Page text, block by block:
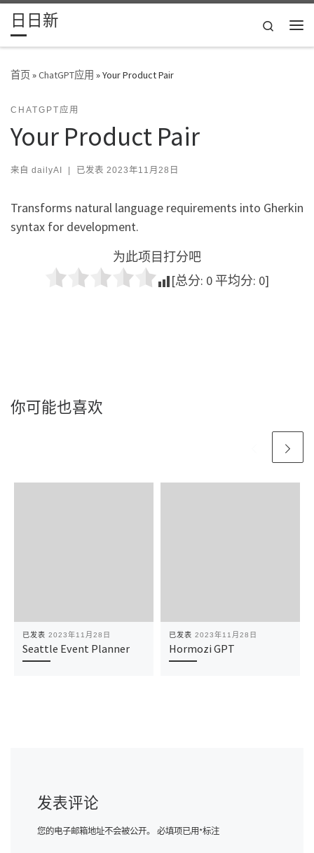
Skip to content
日日新
Search
首页»ChatGPT应用 »Your Product Pair
CHATGPT应用
Your Product Pair
来自 dailyAI | 已发表 2023年11月28日
Transforms natural language requirements into Gherkin
syntax for development.
为此项目打分吧
[总分: 0 平均分: 0]
你可能也喜欢
已发表 2023年11月28日
Seattle Event Planner
已发表 2023年11月28日
Hormozi GPT
发表评论
您的电子邮箱地址不会被公开。 必填项已用*标注